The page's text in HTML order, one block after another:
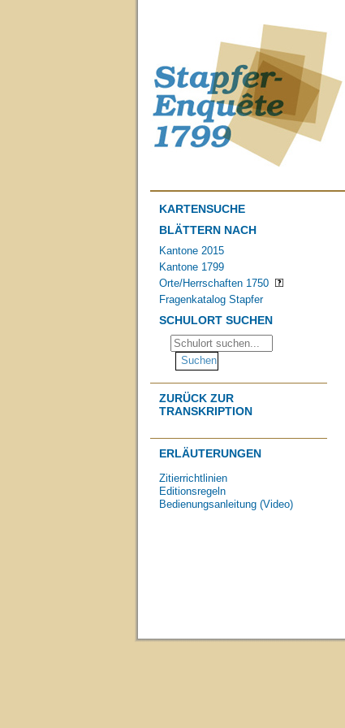
KARTENSUCHE
BLÄTTERN NACH
Kantone 2015
Kantone 1799
Orte/Herrschaften 1750
Fragenkatalog Stapfer
SCHULORT SUCHEN
ZURÜCK ZUR
TRANSKRIPTION
ERLÄUTERUNGEN
Zitierrichtlinien
Editionsregeln
Bedienungsanleitung (Video)